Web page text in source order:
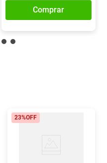
Comprar
23%OFF